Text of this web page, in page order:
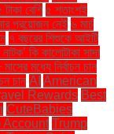
টাকা বেশি ৫ শতাংশই
প্রয়োজন নেই ৬ মার্চ
৭ বছরের শিশুকে আইটি
কি কালোটাকা সাদা
মধ্যে নির্বাচন চান
চান AI American
Rewards Best
CuteBabies
Account Trump